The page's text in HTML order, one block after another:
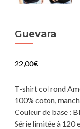
Guevara
22,00€
T-shirt col rond
100% coton,
Couleur de base :
Série limitée à 120